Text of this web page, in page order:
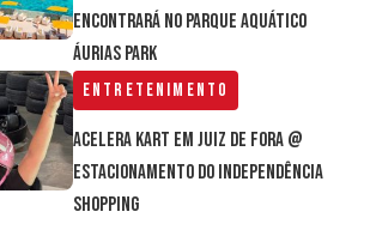
encontrará no parque aquático
Áurias Park
Entretenimento
Acelera Kart em Juiz de Fora @
estacionamento do Independência
Shopping